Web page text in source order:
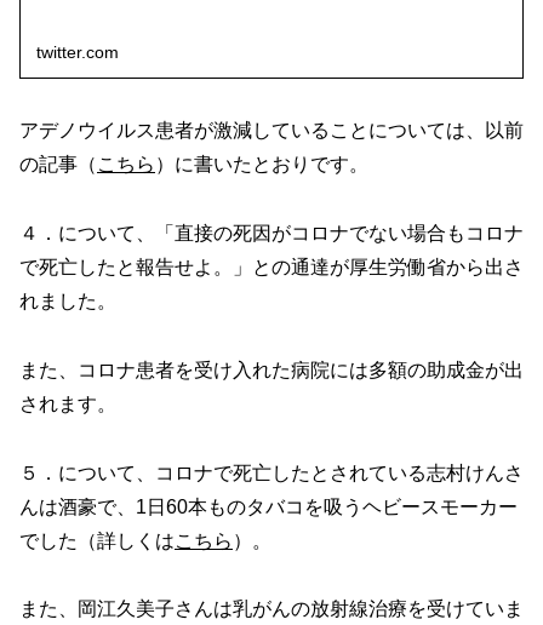
twitter.com
アデノウイルス患者が激減していることについては、以前
の記事（ こちら ）に書いたとおりです。
４．について、「直接の死因がコロナでない場合もコロナ
で死亡したと報告せよ。」との通達が厚生労働省から出さ
れました。
また、コロナ患者を受け入れた病院には多額の助成金が出
されます。
５．について、コロナで死亡したとされている志村けんさ
んは酒豪で、1日60本ものタバコを吸うヘビースモーカー
でした（詳しくはこちら ）。
また、岡江久美子さんは乳がんの放射線治療を受けていま